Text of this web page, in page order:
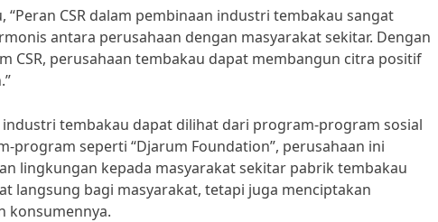
CSR dalam pembinaan industri tembakau sangat
antara perusahaan dengan masyarakat sekitar. Dengan
CSR, perusahaan tembakau dapat membangun citra positif
industri tembakau dapat dilihat dari program-program sosial
program seperti “Djarum Foundation”, perusahaan ini
lingkungan kepada masyarakat sekitar pabrik tembakau
langsung bagi masyarakat, tetapi juga menciptakan
konsumennya.